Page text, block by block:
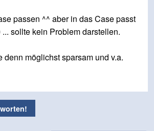
passen ^^ aber in das Case passt
sollte kein Problem darstellen.
denn möglichst sparsam und v.a.